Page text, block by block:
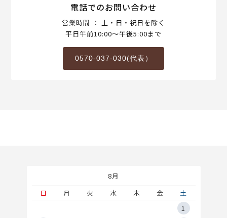
電話でのお問い合わせ
営業時間 ： 土・日・祝日を除く
平日午前10:00～午後5:00まで
0570-037-030(代表）
8月
日
月 火 水 木 金
土
1